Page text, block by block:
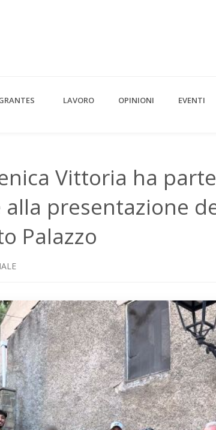
LAVORO OPINIONI EVENTI
Vittoria ha
alla presentazione
Palazzo